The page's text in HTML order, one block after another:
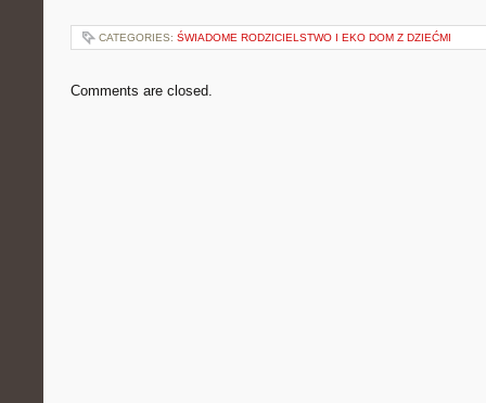
CATEGORIES: ŚWIADOME RODZICIELSTWO I EKO DOM Z DZIEĆMI
Comments are closed.